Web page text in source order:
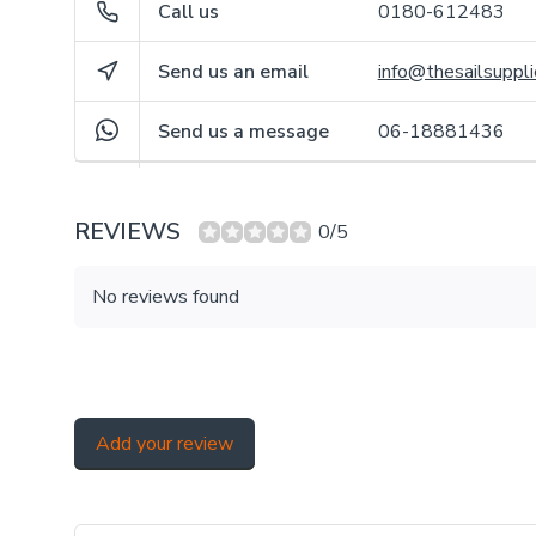
Call us 0180-612483
Send us an email
Send us a message 06-18881436
REVIEWS 0/5
No reviews found
Add your review